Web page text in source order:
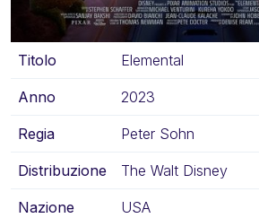
Titolo Elemental
Anno 2023
Regia Peter Sohn
Distribuzione The Walt Disney
Nazione USA